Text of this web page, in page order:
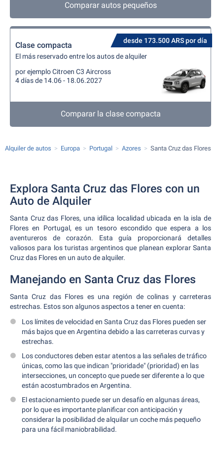
Comparar autos pequeños
desde 173.500 ARS por día
Clase compacta
El más reservado entre los autos de alquiler
por ejemplo Citroen C3 Aircross
4 días de 14.06 - 18.06.2027
Comparar la clase compacta
Alquiler de autos Europa Portugal Azores Santa Cruz das Flores
Explora Santa Cruz das Flores con un
Auto de Alquiler
Santa Cruz das Flores, una idílica localidad ubicada en la isla de
Flores en Portugal, es un tesoro escondido que espera a los
aventureros de corazón. Esta guía proporcionará detalles
valiosos para los turistas argentinos que planean explorar Santa
Cruz das Flores en un auto de alquiler.
Manejando en Santa Cruz das Flores
Santa Cruz das Flores es una región de colinas y carreteras
estrechas. Estos son algunos aspectos a tener en cuenta:
Los límites de velocidad en Santa Cruz das Flores pueden ser
más bajos que en Argentina debido a las carreteras curvas y
estrechas.
Los conductores deben estar atentos a las señales de tráfico
únicas, como las que indican "prioridade" (prioridad) en las
intersecciones, un concepto que puede ser diferente a lo que
están acostumbrados en Argentina.
El estacionamiento puede ser un desafío en algunas áreas,
por lo que es importante planificar con anticipación y
considerar la posibilidad de alquilar un coche más pequeño
para una fácil maniobrabilidad.